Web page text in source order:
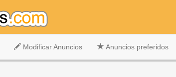
Modificar Anuncios Anuncios preferidos